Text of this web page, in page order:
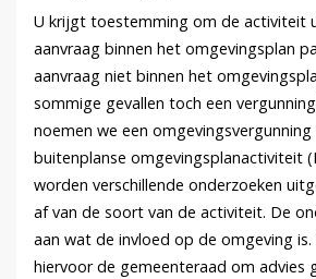
U krijgt toestemming om de activiteit
aanvraag binnen het omgevingsplan
aanvraag niet binnen het
sommige gevallen toch een
noemen we een omgevingsvergunning
buitenplanse omgevingsplanactiviteit
worden verschillende onderzoeken
af van de soort van de activiteit. De
aan wat de invloed op de omgeving
hiervoor de gemeenteraad om advies